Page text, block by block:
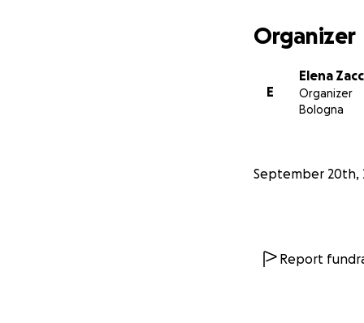
Aiutaci a renderlo
Organizer
E
Elena
Organizer
Bologna
September 20th,
Report